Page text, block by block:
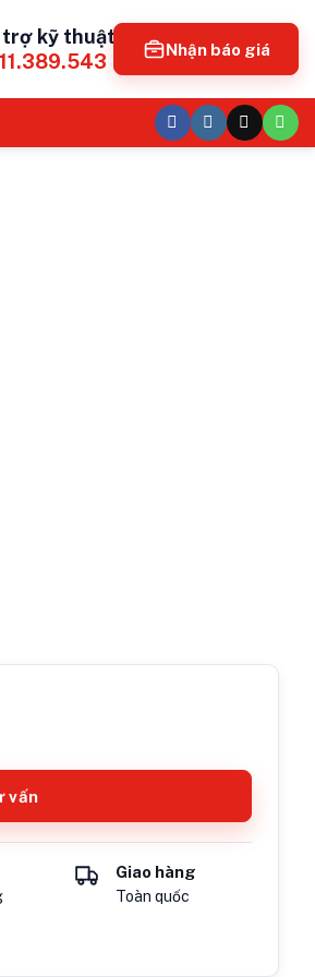
trợ kỹ thuật
Nhận báo giá
vấn
Giao hàng
Toàn quốc